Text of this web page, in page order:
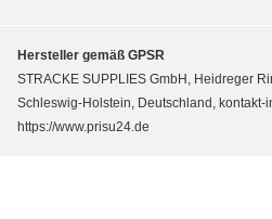
Hersteller gemäß GPSR
STRACKE SUPPLIES GmbH, Heidreger
Schleswig-Holstein, Deutschland, kontakt-
https://www.prisu24.de